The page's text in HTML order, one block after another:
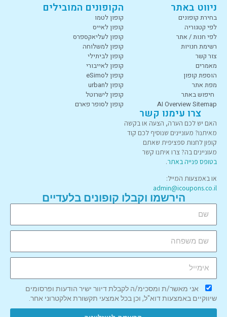
ניווט באתר
בחירת קופונים
לפי קטגוריה
לפי חנות / אתר
רשימת חנויות
צור קשר
מאמרים
הוספת קופון
מפת אתר
חיפוש באתר
AI Overview Sitemap
הקופונים המובילים
קופון לטמו
קופון לאייס
קופון לעליאקספרס
קופון למשלוחה
קופון לביתילי
קופון לאייבורי
קופון לeSimo
קופון לurban
קופון לישרוטל
קופון לסופר פארם
צרו עימנו קשר
האם יש לכם הערה, הצעה או בקשה
מאיתנו? מעוניינים שנוסיף לכם קוד
קופון לחנות ספציפית שאתם
מעוניינים בה? צרו איתנו קשר
בטופס פנייה באתר.
או באמצעות המייל:
admin@icoupons.co.il
הירשמו וקבלו קופונים בלעדיים
אני מאשר/ת ומסכימ/ה לקבלת דיוור ישיר הודעות ופרסומים
שיווקיים באמצעות דוא"ל, וכן בכל אמצעי תקשורת אלקטרוני אחר.